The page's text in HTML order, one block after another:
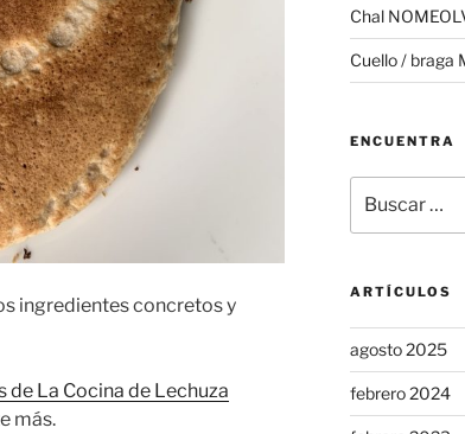
ingredientes concretos y
de La Cocina de Lechuza
más.
Chal
Cuello / braga
ENCUENTRA
por:
ARTÍCULOS
agosto 2025
febrero 2024